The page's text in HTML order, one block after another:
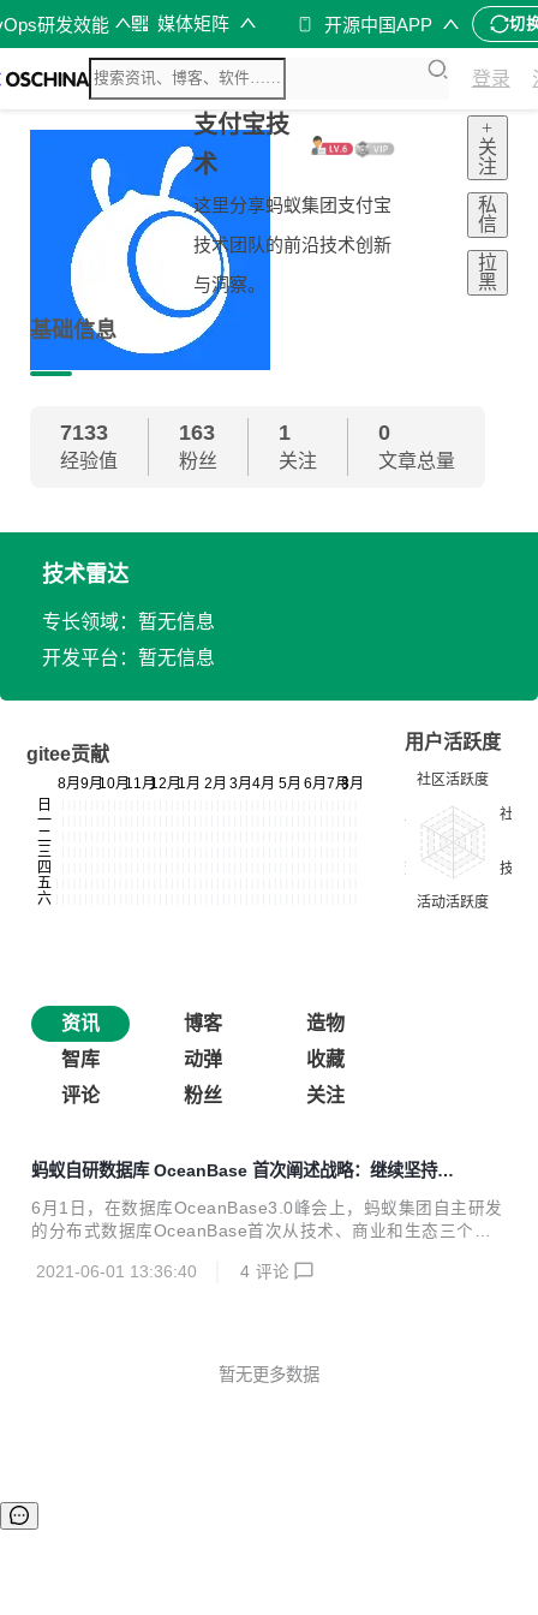
研发效能 媒体矩阵 开源中国APP 切
登录
支付宝技
术
这里分享蚂蚁集团支付宝
技术团队的前沿技术创新
与洞察。
+
关
注
私
信
拉
黑
基础信息
7133
经验值
163
粉丝
1
关注
0
文章总量
技术雷达
专长领域：暂无信息
开发平台：暂无信息
gitee贡献
用户活跃度
资讯 博客
造物
智库
动弹
收藏
评论
粉丝 关注
蚂蚁自研数据库 OceanBase 首次阐述战略：继续坚持自
研开放之路，开源 300 万行核心代码
6月1日，在数据库OceanBase3.0峰会上，蚂蚁集团自主研发
的分布式数据库OceanBase首次从技术、商业和生态三个维
布正式开源，并成立OceanBase开源社区，社区官网同步上
技红利，7月启动全新价格体系，公共云版本将推出价格更低
2021-06-01 13:36:40 4 评论
暂无更多数据